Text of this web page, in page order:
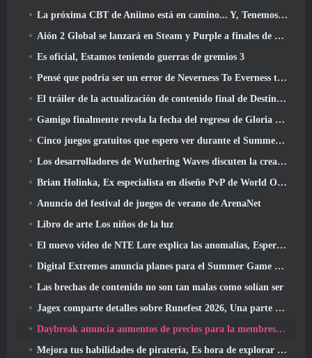
La próxima CBT de Aniimo está en camino... Y, Tenemos una ventana de lanzamiento oficial
Aión 2 Global se lanzará en Steam y Purple a finales de este año
Es oficial, Estamos teniendo guerras de gremios 3
Pensé que podría ser un error de Neverness To Everness tener el evento Porsche Collab Gacha tan temprano, Pero me equivoqué
El tráiler de la actualización de contenido final de Destiny 2 es un grito de guerra
Gamigo finalmente revela la fecha del regreso de Gloria Victis, ¿Sobrevivirá la segunda vez??
Cinco juegos gratuitos que espero ver durante el Summer Game Fest
Los desarrolladores de Wuthering Waves discuten la creación de la secuencia de batalla Lahai-Roi Mech
Brian Holinka, Ex especialista en diseño PvP de World Of Warcraft, Se une al equipo MMO de League Of Legends
Anuncio del festival de juegos de verano de ArenaNet
Libro de arte Los niños de la luz
El nuevo vídeo de NTE Lore explica las anomalías, Esperar, Y cómo una organización "secreta" lo rastrea todo
Digital Extremes anuncia planes para el Summer Game Fest
Las brechas de contenido no son tan malas como solían ser
Jagex comparte detalles sobre Runefest 2026, Una parte de la celebración del 25 aniversario de RuneScape IP
Daybreak anuncia aumentos de precios para la membresía VIP de Lord Of The Rings Online
Mejora tus habilidades de piratería, Es hora de explorar Night City en Wuthering Waves